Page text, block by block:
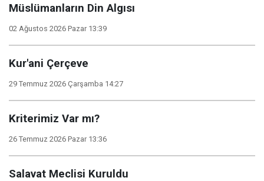
Müslümanların Din Algısı
02 Ağustos 2026 Pazar 13:39
Kur'ani Çerçeve
29 Temmuz 2026 Çarşamba 14:27
Kriterimiz Var mı?
26 Temmuz 2026 Pazar 13:36
Salavat Meclisi Kuruldu